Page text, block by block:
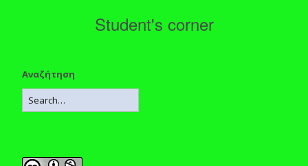
Student's corner
Αναζήτηση